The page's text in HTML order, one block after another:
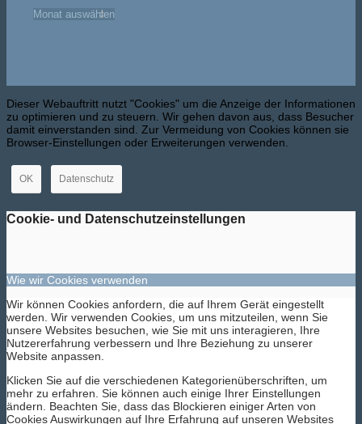
Dieser Webauftritt nutzt "Cookies" um die Anzeige der Informationen
zu optimieren und zu steuern. Wir gehen davon aus, dass Besucher
damit einverstanden sind. Zur Vermeidung von Cookies können sie
Browser-Einstellungen oder Erweiterungen verwenden.
OK Datenschutz
Cookie- und Datenschutzeinstellungen
Wie wir Cookies verwenden
Wir können Cookies anfordern, die auf Ihrem Gerät eingestellt
werden. Wir verwenden Cookies, um uns mitzuteilen, wenn Sie
unsere Websites besuchen, wie Sie mit uns interagieren, Ihre
Nutzererfahrung verbessern und Ihre Beziehung zu unserer
Website anpassen.
Klicken Sie auf die verschiedenen Kategorienüberschriften, um
mehr zu erfahren. Sie können auch einige Ihrer Einstellungen
ändern. Beachten Sie, dass das Blockieren einiger Arten von
Cookies Auswirkungen auf Ihre Erfahrung auf unseren Websites